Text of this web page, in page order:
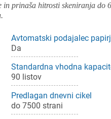
prinaša hitrosti skeniranja do
Avtomatski podajalec
Da
Standardna vhodna
90 listov
Predlagan dnevni cikel
do 7500 strani